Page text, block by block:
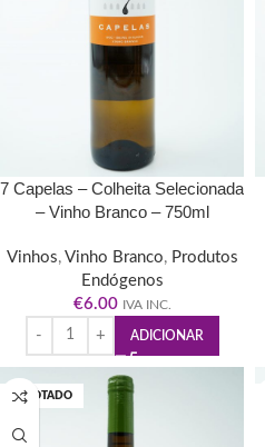
7 Capelas – Colheita Selecionada
– Vinho Branco – 750ml
Vinhos, Vinho Branco, Produtos
Endógenos
€6.00 IVA INC.
ADICIONAR
ESGOTADO